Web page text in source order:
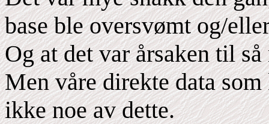
base ble oversvømt og/
Og at det var årsaken til
Men våre direkte data
ikke noe av dette.